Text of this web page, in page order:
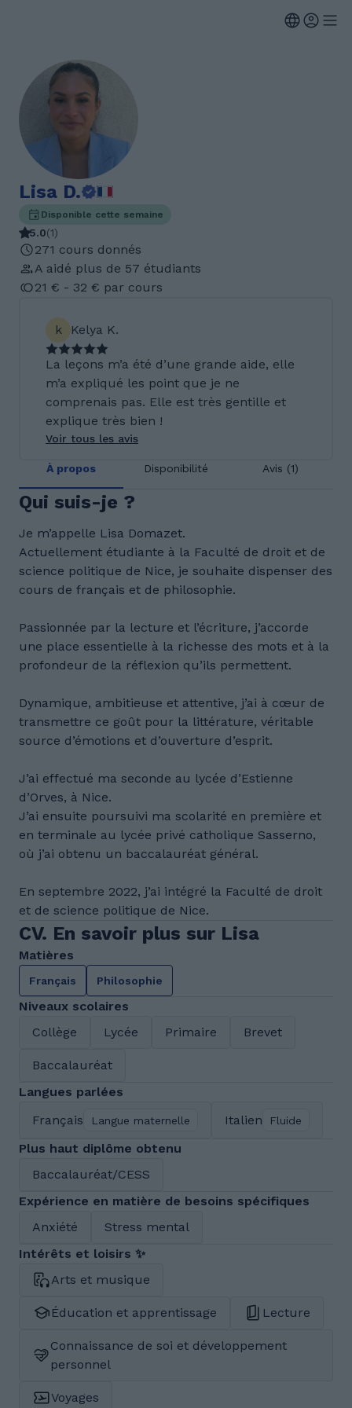
Lisa D.
Disponible cette semaine
5.0(1)
271 cours donnés
A aidé plus de 57 étudiants
21 € - 32 € par cours
k Kelya K.
La leçons m’a été d’une grande aide, elle
m’a expliqué les point que je ne
comprenais pas. Elle est très gentille et
explique très bien !
Voir tous les avis
À propos Disponibilité Avis (1)
Qui suis-je ?
Je m’appelle Lisa Domazet.
Actuellement étudiante à la Faculté de droit et de
science politique de Nice, je souhaite dispenser des
cours de français et de philosophie.
Passionnée par la lecture et l’écriture, j’accorde
une place essentielle à la richesse des mots et à la
profondeur de la réflexion qu’ils permettent.
Dynamique, ambitieuse et attentive, j’ai à cœur de
transmettre ce goût pour la littérature, véritable
source d’émotions et d’ouverture d’esprit.
J’ai effectué ma seconde au lycée d’Estienne
d’Orves, à Nice.
J’ai ensuite poursuivi ma scolarité en première et
en terminale au lycée privé catholique Sasserno,
où j’ai obtenu un baccalauréat général.
En septembre 2022, j’ai intégré la Faculté de droit
et de science politique de Nice.
CV. En savoir plus sur Lisa
Matières
Français Philosophie
Niveaux scolaires
Collège
Lycée Primaire Brevet
Baccalauréat
Langues parlées
Français
Langue maternelle Italien Fluide
Plus haut diplôme obtenu
Baccalauréat/CESS
Expérience en matière de besoins spécifiques
Anxiété
Stress mental
Intérêts et loisirs ✨
Arts et musique
Éducation et apprentissage Lecture
Connaissance de soi et développement
personnel
Voyages